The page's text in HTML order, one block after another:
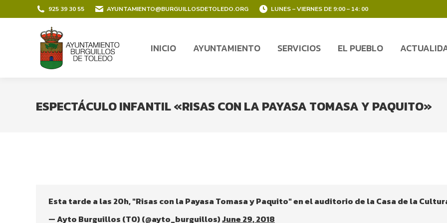
925 39 30 55 AYUNTAMIENTO@BURGUILLOSDETOLEDO.ORG LUNES – VIERNES DE 9:00 – 14: 00
INICIO AYUNTAMIENTO SERVICIOS EL PUEBLO
ESPECTÁCULO INFANTIL «RISAS CON LA PAYASA TOMASA Y PAQUITO»
Esta tarde a las 20h, "Risas con la Payasa Tomasa y Paquito" en el auditorio de la Casa de la
— Ayto Burguillos (TO) (@ayto_burguillos)June 29, 2018
INICIO AYUNTAMIENTO SERVICIOS EL PUEBLO